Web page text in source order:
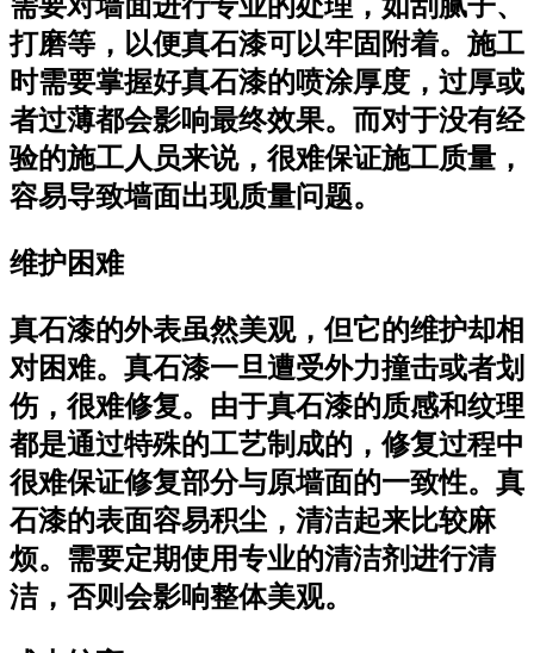
需要对墙面进行专业的处理，如刮腻子、
打磨等，以便真石漆可以牢固附着。施工
时需要掌握好真石漆的喷涂厚度，过厚或
者过薄都会影响最终效果。而对于没有经
验的施工人员来说，很难保证施工质量，
容易导致墙面出现质量问题。
维护困难
真石漆的外表虽然美观，但它的维护却相
对困难。真石漆一旦遭受外力撞击或者划
伤，很难修复。由于真石漆的质感和纹理
都是通过特殊的工艺制成的，修复过程中
很难保证修复部分与原墙面的一致性。真
石漆的表面容易积尘，清洁起来比较麻
烦。需要定期使用专业的清洁剂进行清
洁，否则会影响整体美观。